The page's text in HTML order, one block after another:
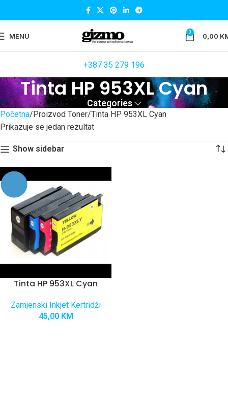
MENU 0 0,00
+387 35 279 196
Tinta HP 953XL Cyan
Categories
Početna Proizvod Toner Tinta HP 953XL Cyan
Prikazuje se jedan rezultat
Show sidebar
Tinta HP 953XL Cyan
Zamjenski Inkjet Kertridži
45,00 KM